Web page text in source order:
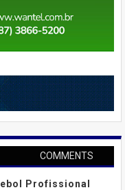
COMMENTS
Profissional